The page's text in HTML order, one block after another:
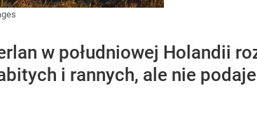
w południowej Holandii
i rannych, ale nie